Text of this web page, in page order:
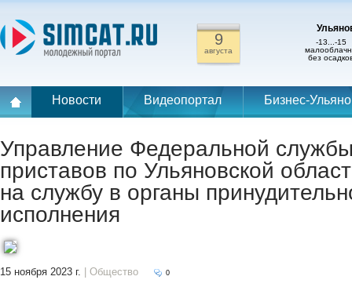
9
августа
-13...-15
без
Новости Видеопортал Бизнес-
Управление Федеральной
приставов по Ульяновской
на службу в органы
исполнения
15 ноября 2023 г. | Общество 0